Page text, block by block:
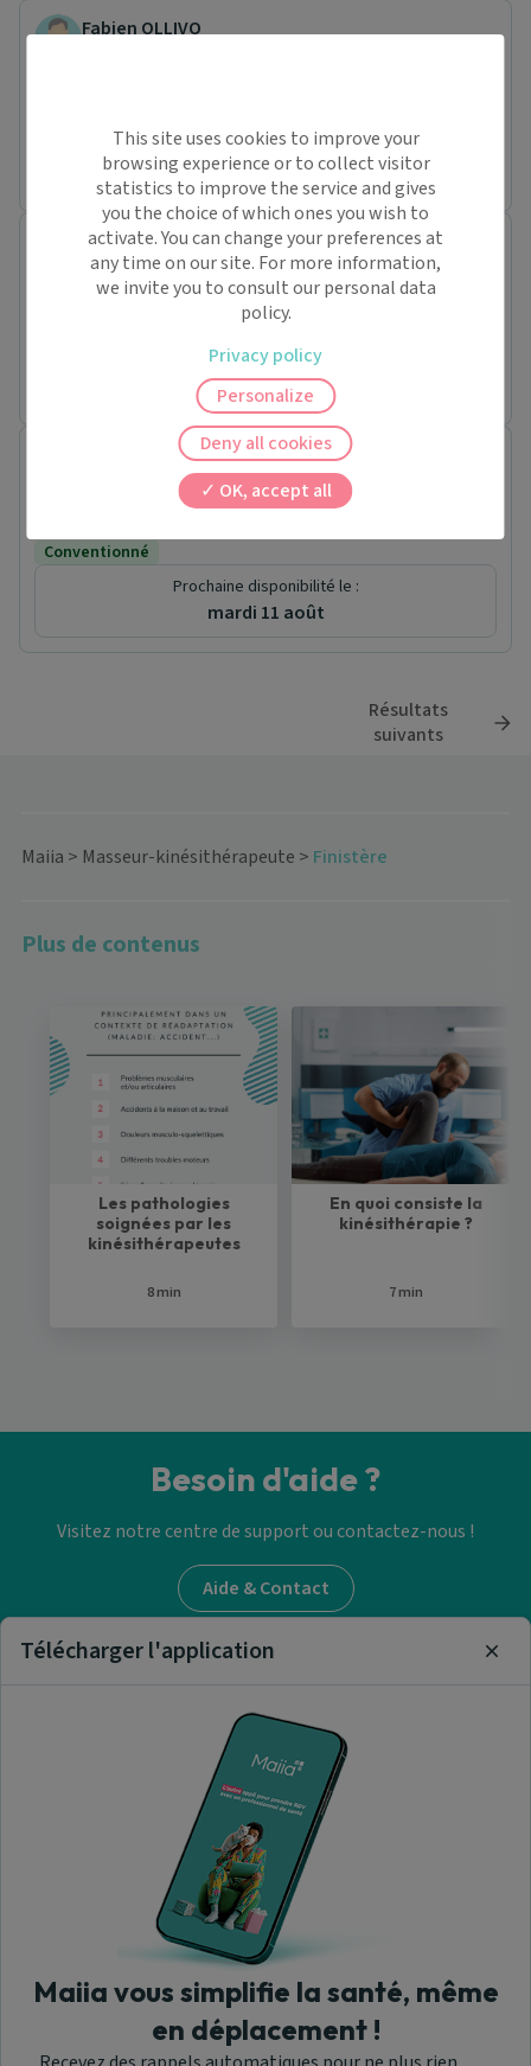
Fabien OLLIVO
Conventionné secteur 1
Pas de rendez-vous en ligne pour ce praticien.
LAURENCE ALEXANDRE
Masseur-kinésithérapeute
27bis rue Professeur Langevin
Pas de rendez-vous en ligne pour ce praticien.
Séverine GIRARD-FLOCH
Masseur-kinésithérapeute
Rond point de Goarem Braz
Conventionné
Prochaine disponibilité le :
mardi 11 août
Résultats
suivants
Maiia > Masseur-kinésithérapeute > Finistère
Plus de contenus
Les pathologies
soignées par les
kinésithérapeutes
8 min
En quoi consiste la
kinésithérapie ?
7 min
Besoin d'aide ?
Visitez notre centre de support ou contactez-nous !
Aide & Contact
Trouver un masseur-
kinésithérapeute
Nos articles et informations
A propos de nous
Télécharger l'application
Maiia vous simplifie la santé, même
en déplacement !
This site uses cookies to improve your
browsing experience or to collect visitor
statistics to improve the service and gives
you the choice of which ones you wish to
activate. You can change your preferences at
any time on our site. For more information,
we invite you to consult our personal data
policy.
OK, accept all
Deny all cookies
Personalize
Privacy policy